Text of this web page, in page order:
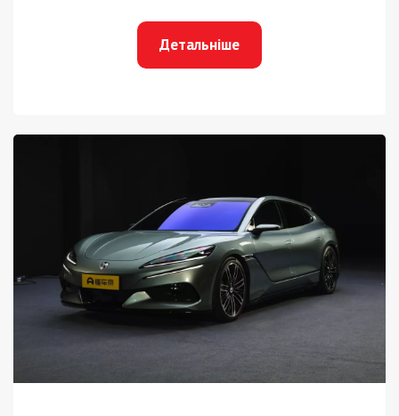
Детальніше